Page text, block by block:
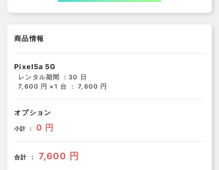
商品情報
Pixel5a 5G
レンタル期間 ：30 日
7,600 円 ×1 台 ： 7,600 円
オプション
小計 ： 0 円
合計 ： 7,600 円